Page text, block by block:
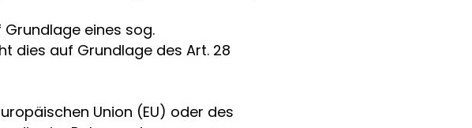
eines sog.
dies auf Grundlage des Art. 28
Union (EU) oder des